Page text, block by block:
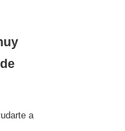
a